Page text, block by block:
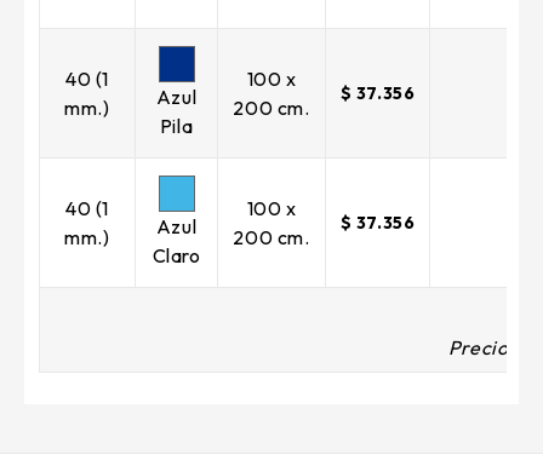
40 (1
mm.)
Azul
Pila
100 x
200 cm.
$ 37.356
40 (1
mm.)
Azul
Claro
100 x
200 cm.
$ 37.356
Precios